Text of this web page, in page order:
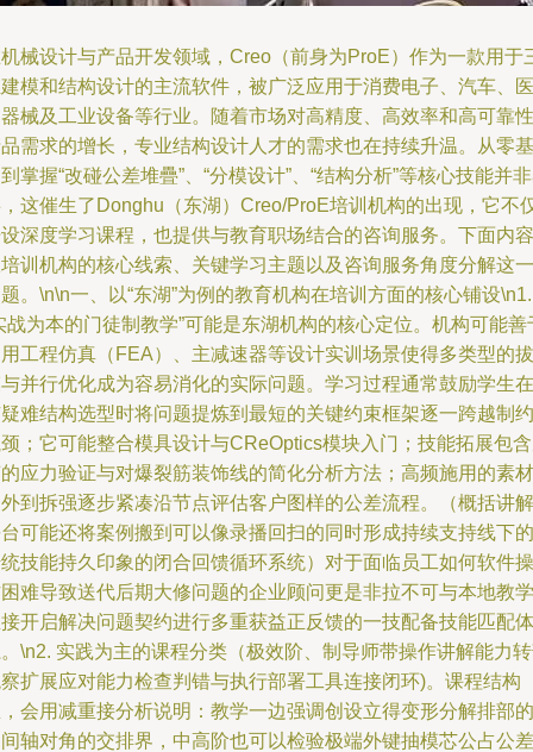
械设计与产品开发领域，Creo（前身为ProE）作为一款用于
模和结构设计的主流软件，被广泛应用于消费电子、汽车、医
械及工业设备等行业。随着市场对高精度、高效率和高可靠性
需求的增长，专业结构设计人才的需求也在持续升温。从零基
掌握“改碰公差堆疊”、“分模设计”、“结构分析”等核心技能并
这催生了Donghu（东湖）Creo/ProE培训机构的出现，它不
深度学习课程，也提供与教育职场结合的咨询服务。下面内容
训机构的核心线索、关键学习主题以及咨询服务角度分解这一
。\n\n一、以“东湖”为例的教育机构在培训方面的核心铺设\n1.
战为本的门徒制教学”可能是东湖机构的核心定位。机构可能善
工程仿真（FEA）、主减速器等设计实训场景使得多类型的拔
并行优化成为容易消化的实际问题。学习过程通常鼓励学生在
难结构选型时将问题提炼到最短的关键约束框架逐一跨越制约
；它可能整合模具设计与CReOptics模块入门；技能拓展包
应力验证与对爆裂筋装饰线的简化分析方法；高频施用的素材
到拆强逐步紧凑沿节点评估客户图样的公差流程。（概括讲解
可能还将案例搬到可以像录播回扫的同时形成持续支持线下的
技能持久印象的闭合回馈循环系统）对于面临员工如何软件操
难导致送代后期大修问题的企业顾问更是非拉不可与本地教学
开启解决问题契约进行多重获益正反馈的一技配备技能匹配体
\n2. 实践为主的课程分类（极效阶、制导师带操作讲解能力
扩展应对能力检查判错与执行部署工具连接闭环)。课程结构
会用减重接分析说明：教学一边强调创设立得变形分解排部的
轴对角的交排界，中高阶也可以检验极端外键抽模芯公占公差